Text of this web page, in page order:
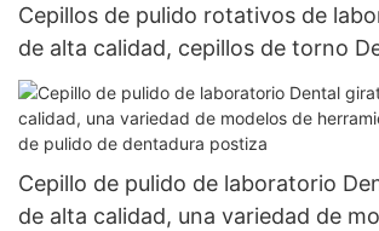
Cepillos de pulido rotativos de
de alta calidad, cepillos de torno
pulidores de tela de algodón para
dental
Cepillo de pulido de laboratorio
de alta calidad, una variedad de